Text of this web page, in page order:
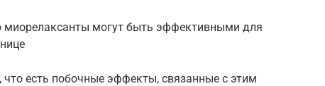
миорелаксанты могут быть эффективными для
есть побочные эффекты, связанные с этим